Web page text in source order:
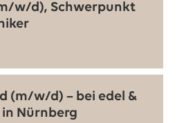
w/d), Schwerpunkt
(m/w/d) – bei edel &
Nürnberg